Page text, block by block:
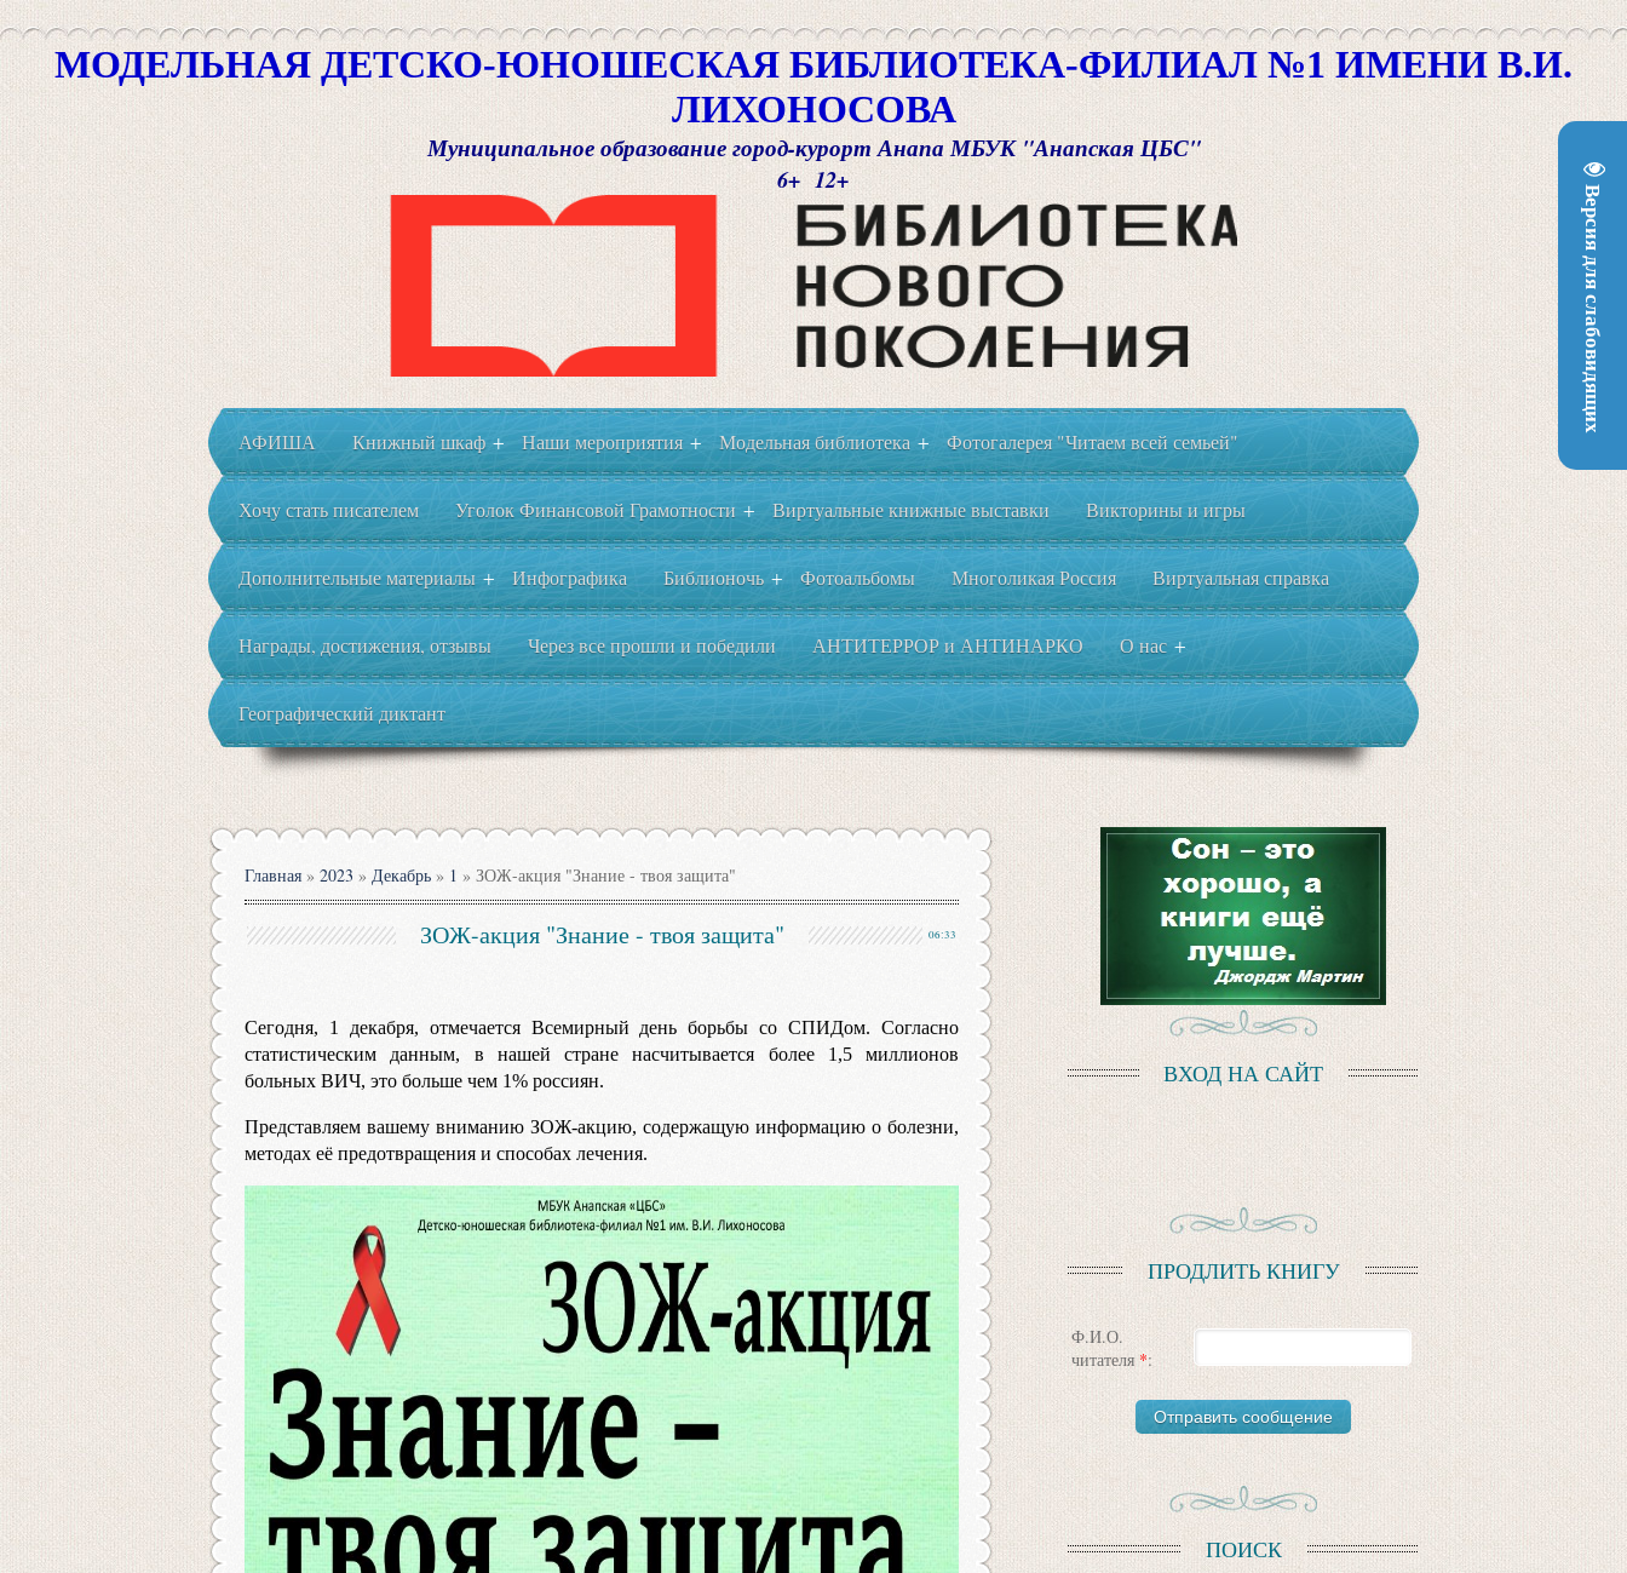
Версия для слабовидящих
МОДЕЛЬНАЯ ДЕТСКО-ЮНОШЕСКАЯ БИБЛИОТЕКА-ФИЛИАЛ №1 ИМЕНИ В.И.
ЛИХОНОСОВА
Муниципальное образование город-курорт Анапа МБУК "Анапская ЦБС"
6+ 12+
АФИША Книжный шкаф + Наши мероприятия + Модельная библиотека + Фотогалерея "Читаем всей семьей"
Хочу стать писателем Уголок Финансовой Грамотности + Виртуальные книжные выставки Викторины и игры
Дополнительные материалы + Инфографика Библионочь + Фотоальбомы Многоликая Россия Виртуальная справка
Награды, достижения, отзывы Через все прошли и победили АНТИТЕРРОР и АНТИНАРКО О нас +
Географический диктант
Главная » 2023 » Декабрь » 1 » ЗОЖ-акция "Знание - твоя защита"
06:33
ЗОЖ-акция "Знание - твоя защита"
Сегодня, 1 декабря, отмечается Всемирный день борьбы со СПИДом. Согласно
статистическим данным, в нашей стране насчитывается более 1,5 миллионов
больных ВИЧ, это больше чем 1% россиян.
Представляем вашему вниманию ЗОЖ-акцию, содержащую информацию о болезни,
методах её предотвращения и способах лечения.
ВХОД НА САЙТ
ПРОДЛИТЬ КНИГУ
Ф.И.О.
читателя *:
ПОИСК